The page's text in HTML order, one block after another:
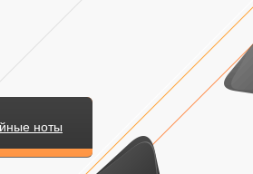
ноты